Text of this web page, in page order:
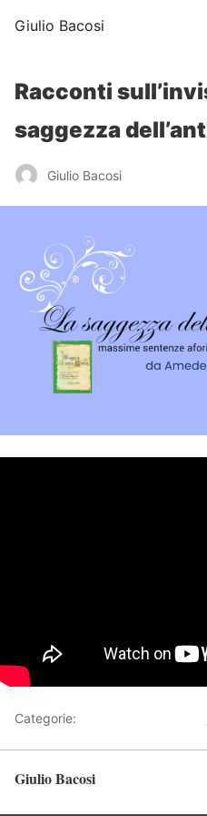
Giulio Bacosi
Racconti
saggezza
Giulio Bacosi
Categorie:
Giulio Bacosi